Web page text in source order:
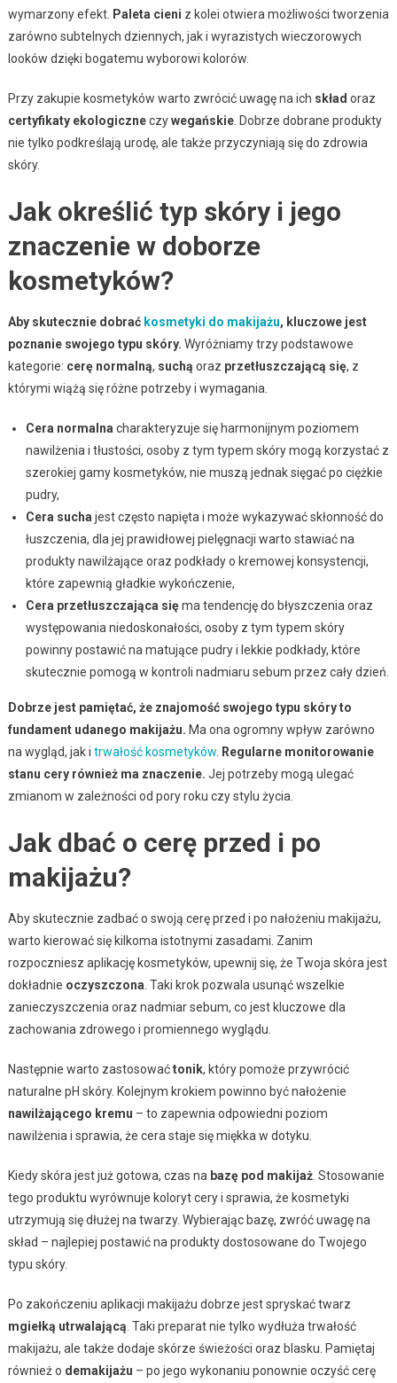
wymarzony efekt. Paleta cieni z kolei otwiera możliwości tworzenia
zarówno subtelnych dziennych, jak i wyrazistych wieczorowych
looków dzięki bogatemu wyborowi kolorów.
Przy zakupie kosmetyków warto zwrócić uwagę na ich skład oraz
certyfikaty ekologiczneczywegańskie. Dobrze dobrane produkty
nie tylko podkreślają urodę, ale także przyczyniają się do zdrowia
skóry.
Jak określić typ skóry i jego
znaczenie w doborze
kosmetyków?
Aby skutecznie dobrać kosmetyki do makijażu, kluczowe jest
poznanie swojego typu skóry. Wyróżniamy trzy podstawowe
kategorie: cerę normalną, suchą oraz przetłuszczającą się, z
którymi wiążą się różne potrzeby i wymagania.
Cera normalna charakteryzuje się harmonijnym poziomem
nawilżenia i tłustości, osoby z tym typem skóry mogą korzystać z
szerokiej gamy kosmetyków, nie muszą jednak sięgać po ciężkie
pudry,
Cera sucha jest często napięta i może wykazywać skłonność do
łuszczenia, dla jej prawidłowej pielęgnacji warto stawiać na
produkty nawilżające oraz podkłady o kremowej konsystencji,
które zapewnią gładkie wykończenie,
Cera przetłuszczająca sięma tendencję do błyszczenia oraz
występowania niedoskonałości, osoby z tym typem skóry
powinny postawić na matujące pudry i lekkie podkłady, które
skutecznie pomogą w kontroli nadmiaru sebum przez cały dzień.
Dobrze jest pamiętać, że znajomość swojego typu skóry to
fundament udanego makijażu. Ma ona ogromny wpływ zarówno
na wygląd, jak i trwałość kosmetyków. Regularne monitorowanie
stanu cery również ma znaczenie. Jej potrzeby mogą ulegać
zmianom w zależności od pory roku czy stylu życia.
Jak dbać o cerę przed i po
makijażu?
Aby skutecznie zadbać o swoją cerę przed i po nałożeniu makijażu,
warto kierować się kilkoma istotnymi zasadami. Zanim
rozpoczniesz aplikację kosmetyków, upewnij się, że Twoja skóra jest
dokładnie oczyszczona . Taki krok pozwala usunąć wszelkie
zanieczyszczenia oraz nadmiar sebum, co jest kluczowe dla
zachowania zdrowego i promiennego wyglądu.
Następnie warto zastosowaćtonik, który pomoże przywrócić
naturalne pH skóry. Kolejnym krokiem powinno być nałożenie
nawilżającego kremu – to zapewnia odpowiedni poziom
nawilżenia i sprawia, że cera staje się miękka w dotyku.
Kiedy skóra jest już gotowa, czas na bazę pod makijaż. Stosowanie
tego produktu wyrównuje koloryt cery i sprawia, że kosmetyki
utrzymują się dłużej na twarzy. Wybierając bazę, zwróć uwagę na
skład – najlepiej postawić na produkty dostosowane do Twojego
typu skóry.
Po zakończeniu aplikacji makijażu dobrze jest spryskać twarz
mgiełką utrwalającą . Taki preparat nie tylko wydłuża trwałość
makijażu, ale także dodaje skórze świeżości oraz blasku. Pamiętaj
również o demakijażu – po jego wykonaniu ponownie oczyść cerę